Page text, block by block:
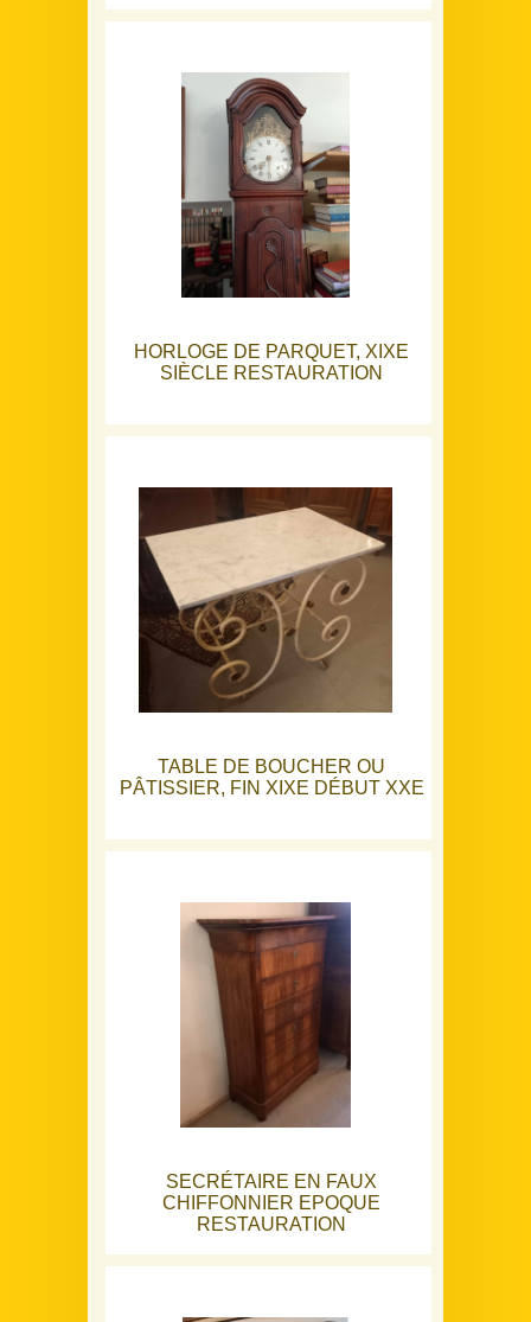
HORLOGE DE PARQUET, XIXE
SIÈCLE RESTAURATION
TABLE DE BOUCHER OU
PÂTISSIER, FIN XIXE DÉBUT XXE
SECRÉTAIRE EN FAUX
CHIFFONNIER EPOQUE
RESTAURATION